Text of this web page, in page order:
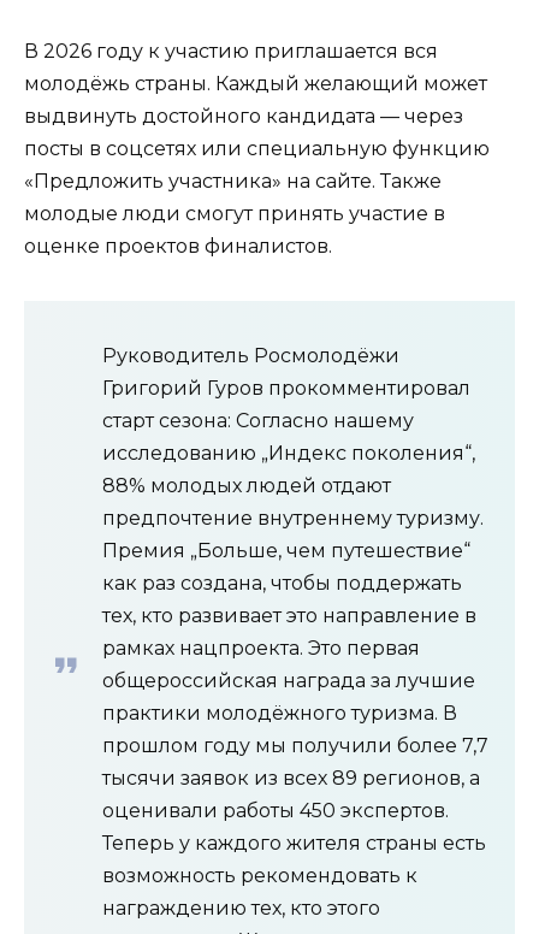
В 2026 году к участию приглашается вся
молодёжь страны. Каждый желающий может
выдвинуть достойного кандидата — через
посты в соцсетях или специальную функцию
«Предложить участника» на сайте. Также
молодые люди смогут принять участие в
оценке проектов финалистов.
Руководитель Росмолодёжи
Григорий Гуров прокомментировал
старт сезона: Согласно нашему
исследованию „Индекс поколения“,
88% молодых людей отдают
предпочтение внутреннему туризму.
Премия „Больше, чем путешествие“
как раз создана, чтобы поддержать
тех, кто развивает это направление в
рамках нацпроекта. Это первая
общероссийская награда за лучшие
практики молодёжного туризма. В
прошлом году мы получили более 7,7
тысячи заявок из всех 89 регионов, а
оценивали работы 450 экспертов.
Теперь у каждого жителя страны есть
возможность рекомендовать к
награждению тех, кто этого